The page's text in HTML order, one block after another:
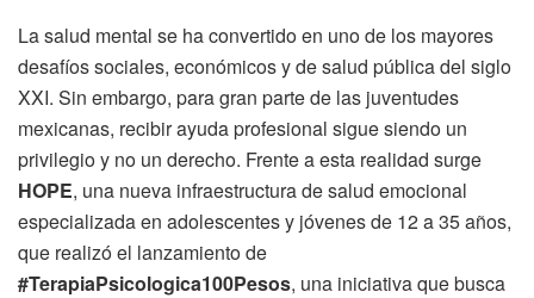
La salud mental se ha convertido en uno de los mayores
desafíos sociales, económicos y de salud pública del siglo
XXI. Sin embargo, para gran parte de las juventudes
mexicanas, recibir ayuda profesional sigue siendo un
privilegio y no un derecho. Frente a esta realidad surge
HOPE, una nueva infraestructura de salud emocional
especializada en adolescentes y jóvenes de 12 a 35 años,
que realizó el lanzamiento de
#TerapiaPsicologica100Pesos, una iniciativa que busca